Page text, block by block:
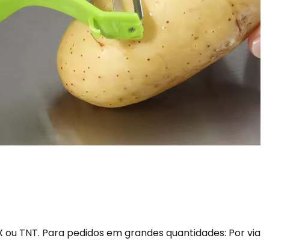
ou TNT. Para pedidos em grandes quantidades: Por via